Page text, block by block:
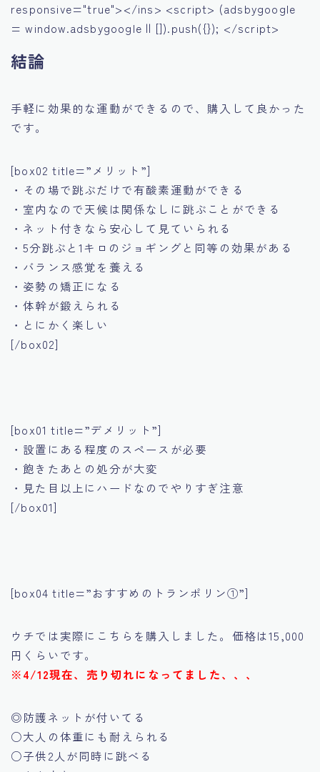
responsive="true"></ins> <script> (adsbygoogle
= window.adsbygoogle || []).push({}); </script>
結論
手軽に効果的な運動ができるので、購入して良かった
です。
[box02 title=”メリット”]
・その場で跳ぶだけで有酸素運動ができる
・室内なので天候は関係なしに跳ぶことができる
・ネット付きなら安心して見ていられる
・5分跳ぶと1キロのジョギングと同等の効果がある
・バランス感覚を養える
・姿勢の矯正になる
・体幹が鍛えられる
・とにかく楽しい
[/box02]
[box01 title=”デメリット”]
・設置にある程度のスペースが必要
・飽きたあとの処分が大変
・見た目以上にハードなのでやりすぎ注意
[/box01]
[box04 title=”おすすめのトランポリン①”]
ウチでは実際にこちらを購入しました。価格は15,000
円くらいです。
※4/12現在、売り切れになってました、、、
◎防護ネットが付いてる
○大人の体重にも耐えられる
○子供2人が同時に跳べる